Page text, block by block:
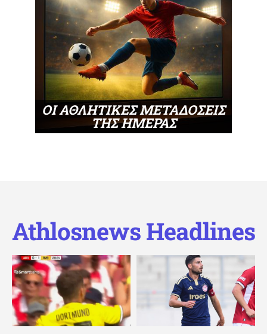
ΟΙ ΑΘΛΗΤΙΚΕΣ ΜΕΤΑΔΟΣΕΙΣ
ΤΗΣ ΗΜΕΡΑΣ
Athlosnews Headlines